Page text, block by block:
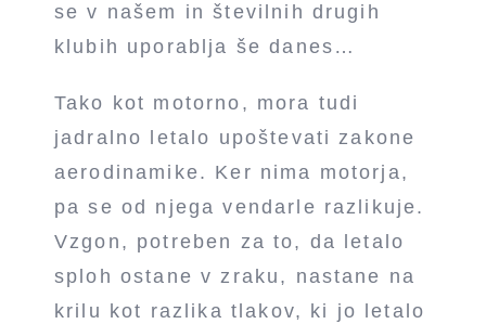
se v našem in številnih drugih
klubih uporablja še danes…
Tako kot motorno, mora tudi
jadralno letalo upoštevati zakone
aerodinamike. Ker nima motorja,
pa se od njega vendarle razlikuje.
Vzgon, potreben za to, da letalo
sploh ostane v zraku, nastane na
krilu kot razlika tlakov, ki jo letalo